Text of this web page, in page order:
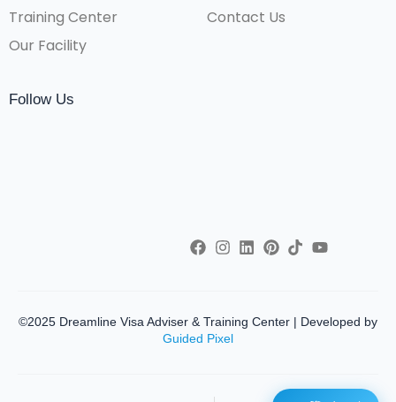
Training Center
Our Facility
Contact Us
Follow Us
©2025 Dreamline Visa Adviser & Training Center | Developed by
Guided Pixel